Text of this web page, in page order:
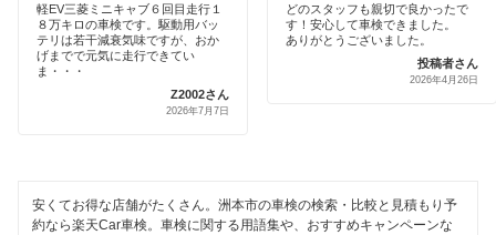
伊丹市
揖保郡
加古郡
引取り・納車あり
120分以内の車検
トヨタディーラー
軽EV三菱ミニキャブ６回目走行１
８万キロの車検です。駆動用バッ
テリは若干減衰気味ですが、おか
げまでで元気に走行できてい
ま・・・
Z2002さん
2026年7月7日
どのスタッフも親切で良かったで
す！安心して車検できました。
ありがとうございました。
投稿者さん
2026年4月26日
安くてお得な店舗がたくさん。洲本市の車検の検索・比較と見積もり予
約なら楽天Car車検。車検に関する用語集や、おすすめキャンペーンな